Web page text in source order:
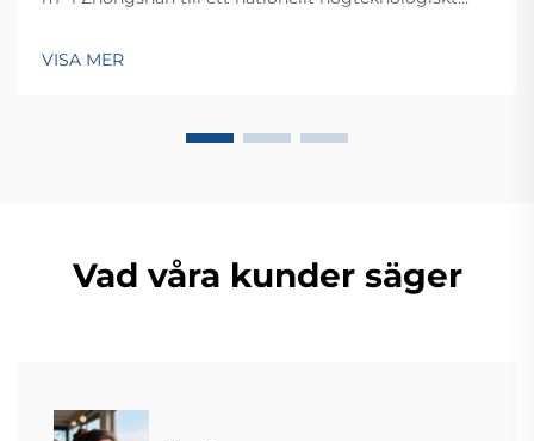
OEM/ODM-konsultation.
VISA MER
Vad våra kunder säger